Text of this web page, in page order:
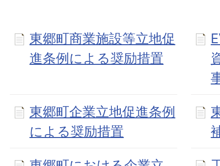
東郷町商業施設等立地促
進条例による奨励措置
東郷町企業立地促進条例
による奨励措置